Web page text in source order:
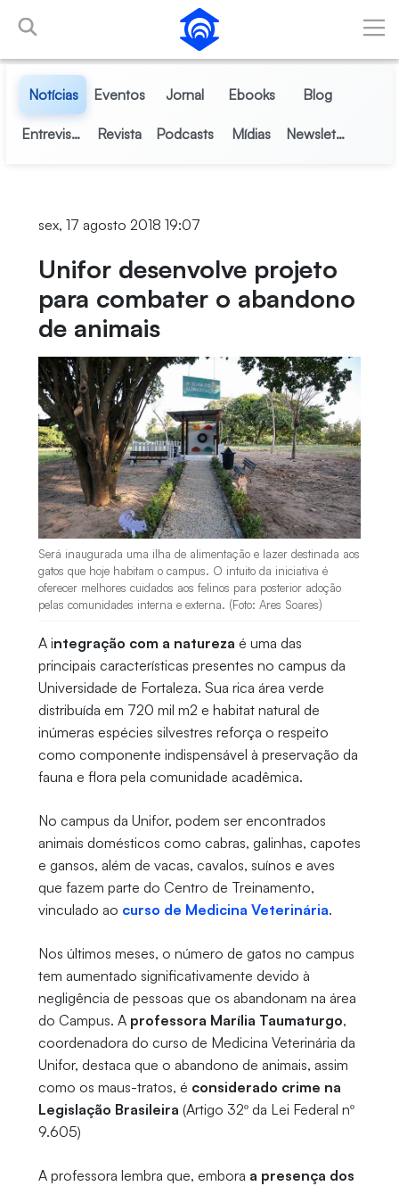
Pular para o Conteúdo principal
Notícias Eventos Jornal Ebooks Blog
Entrevistas Revista Podcasts Mídias Newsletter
sex, 17 agosto 2018 19:07
Unifor desenvolve projeto
para combater o abandono
de animais
Será inaugurada uma ilha de alimentação e lazer destinada aos
gatos que hoje habitam o campus. O intuito da iniciativa é
oferecer melhores cuidados aos felinos para posterior adoção
pelas comunidades interna e externa. (Foto: Ares Soares)
A integração com a natureza é uma das
principais características presentes no campus da
Universidade de Fortaleza. Sua rica área verde
distribuída em 720 mil m2 e habitat natural de
inúmeras espécies silvestres reforça o respeito
como componente indispensável à preservação da
fauna e flora pela comunidade acadêmica.
No campus da Unifor, podem ser encontrados
animais domésticos como cabras, galinhas, capotes
e gansos, além de vacas, cavalos, suínos e aves
que fazem parte do Centro de Treinamento,
vinculado ao curso de Medicina Veterinária.
Nos últimos meses, o número de gatos no campus
tem aumentado significativamente devido à
negligência de pessoas que os abandonam na área
do Campus. A professora Marília Taumaturgo,
coordenadora do curso de Medicina Veterinária da
Unifor, destaca que o abandono de animais, assim
como os maus-tratos, é considerado crime na
Legislação Brasileira (Artigo 32º da Lei Federal nº
9.605)
A professora lembra que, embora a presença dos